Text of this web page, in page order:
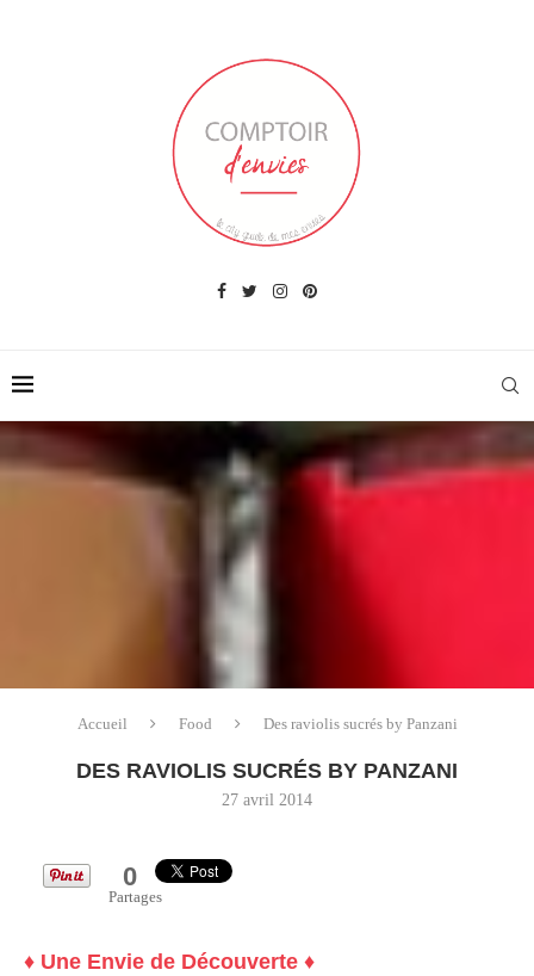
Accueil Food Des raviolis sucrés by Panzani
DES RAVIOLIS SUCRÉS BY PANZANI
27 avril 2014
0
Partages
♦ Une Envie de Découverte ♦